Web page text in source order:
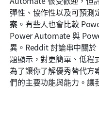
彈性、協作性以及可預測
案。有些人也會比較
Power Automate 與
異。Reddit 討論串中關
題顯示，對更簡單、低程
為了讓你了解優秀替代方
們的主要功能與能力。讓
活的工作流程
常見的工作流程自動
結論
常見問題
相關閱讀